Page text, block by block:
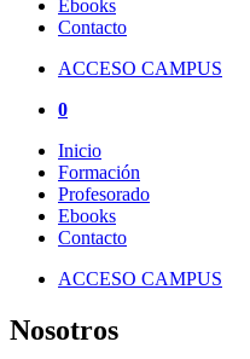
Ebooks
Contacto
ACCESO CAMPUS
0
Inicio
Formación
Profesorado
Ebooks
Contacto
ACCESO CAMPUS
Nosotros